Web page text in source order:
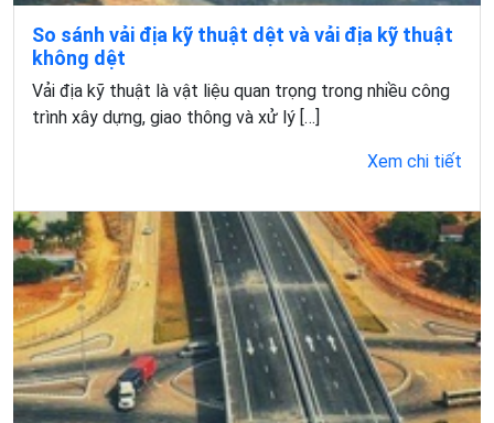
So sánh vải địa kỹ thuật dệt và vải địa kỹ thuật
không dệt
Vải địa kỹ thuật là vật liệu quan trọng trong nhiều công
trình xây dựng, giao thông và xử lý […]
Xem chi tiết